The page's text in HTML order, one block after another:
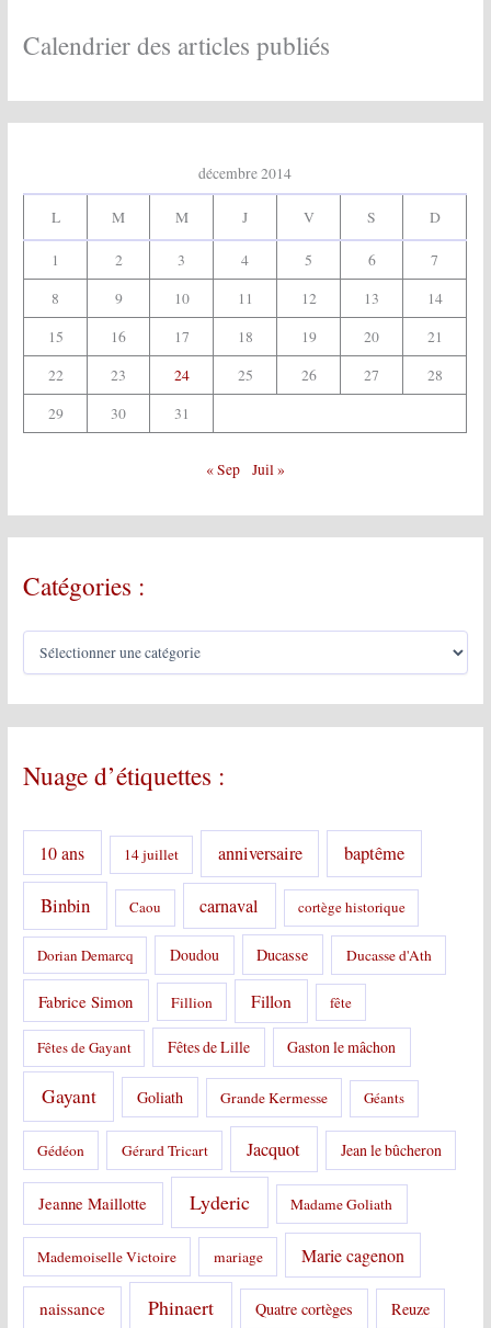
e
s
Calendrier des articles publiés
décembre 2014
L M M J V S D
1 2 3 4 5 6
7
8
9 10 11 12 13
14
15
16 17 18 19 20
21
22
23 24 25 26 27
28
29
30 31
« Sep Juil »
Catégories :
C
é
g
r
s
Nuage d’étiquettes :
10 ans 14 juillet anniversaire baptême
Binbin Caou carnaval cortège historique
Dorian Demarcq Doudou Ducasse Ducasse d'Ath
Fabrice Simon Fillion Fillon fête
Fêtes de Gayant Fêtes de Lille Gaston le mâchon
Gayant Goliath Grande Kermesse Géants
Gédéon Gérard Tricart Jacquot Jean le bûcheron
Jeanne Maillotte Lyderic Madame Goliath
Mademoiselle Victoire mariage Marie cagenon
naissance Phinaert Quatre cortèges Reuze